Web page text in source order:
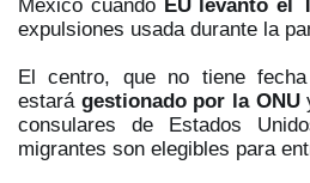
México cuando EU levantó el
expulsiones usada durante la
El centro, que no tiene
estará gestionado por la ONU
consulares de Estados
migrantes son elegibles para